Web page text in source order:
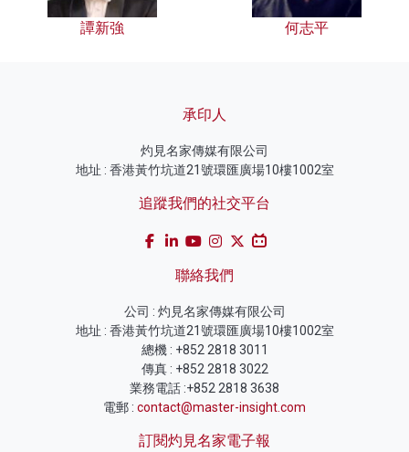
譚新強 何志平
承印人
灼見名家傳媒有限公司
地址 : 香港黃竹坑道21號環匯廣場10樓1002室
追蹤我們的社交平台
聯絡我們
公司 : 灼見名家傳媒有限公司
地址 : 香港黃竹坑道21號環匯廣場10樓1002室
總機 : +852 2818 3011
傳真 : +852 2818 3022
業務電話 :+852 2818 3638
電郵 : contact@master-insight.com
訂閱灼見名家電子報